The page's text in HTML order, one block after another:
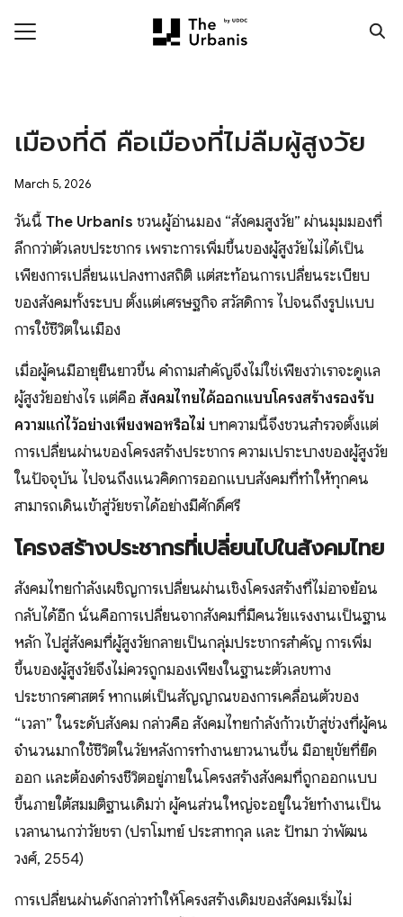
Realm
เมืองที่ดี คือเมืองที่ไม่ลืมผู้สูงวัย
March 5, 2026
วันนี้ The Urbanis ชวนผู้อ่านมอง “สังคมสูงวัย” ผ่านมุมมองที่
ลึกกว่าตัวเลขประชากร เพราะการเพิ่มขึ้นของผู้สูงวัยไม่ได้เป็น
เพียงการเปลี่ยนแปลงทางสถิติ แต่สะท้อนการเปลี่ยนระเบียบ
ของสังคมทั้งระบบ ตั้งแต่เศรษฐกิจ สวัสดิการ ไปจนถึงรูปแบบ
การใช้ชีวิตในเมือง
เมื่อผู้คนมีอายุยืนยาวขึ้น คำถามสำคัญจึงไม่ใช่เพียงว่าเราจะดูแล
ผู้สูงวัยอย่างไร แต่คือ สังคมไทยได้ออกแบบโครงสร้างรองรับ
ความแก่ไว้อย่างเพียงพอหรือไม่ บทความนี้จึงชวนสำรวจตั้งแต่
การเปลี่ยนผ่านของโครงสร้างประชากร ความเปราะบางของผู้สูงวัย
ในปัจจุบัน ไปจนถึงแนวคิดการออกแบบสังคมที่ทำให้ทุกคน
สามารถเดินเข้าสู่วัยชราได้อย่างมีศักดิ์ศรี
โครงสร้างประชากรที่เปลี่ยนไปในสังคมไทย
สังคมไทยกำลังเผชิญการเปลี่ยนผ่านเชิงโครงสร้างที่ไม่อาจย้อน
กลับได้อีก นั่นคือการเปลี่ยนจากสังคมที่มีคนวัยแรงงานเป็นฐาน
หลัก ไปสู่สังคมที่ผู้สูงวัยกลายเป็นกลุ่มประชากรสำคัญ การเพิ่ม
ขึ้นของผู้สูงวัยจึงไม่ควรถูกมองเพียงในฐานะตัวเลขทาง
ประชากรศาสตร์ หากแต่เป็นสัญญาณของการเคลื่อนตัวของ
“เวลา” ในระดับสังคม กล่าวคือ สังคมไทยกำลังก้าวเข้าสู่ช่วงที่ผู้คน
จำนวนมากใช้ชีวิตในวัยหลังการทำงานยาวนานขึ้น มีอายุขัยที่ยืด
ออก และต้องดำรงชีวิตอยู่ภายในโครงสร้างสังคมที่ถูกออกแบบ
ขึ้นภายใต้สมมติฐานเดิมว่า ผู้คนส่วนใหญ่จะอยู่ในวัยทำงานเป็น
เวลานานกว่าวัยชรา (ปราโมทย์ ประสาทกุล และ ปัทมา ว่าพัฒน
วงศ์, 2554)
การเปลี่ยนผ่านดังกล่าวทำให้โครงสร้างเดิมของสังคมเริ่มไม่